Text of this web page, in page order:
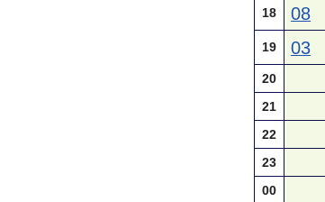
18 08
19 03
20
21
22
23
00